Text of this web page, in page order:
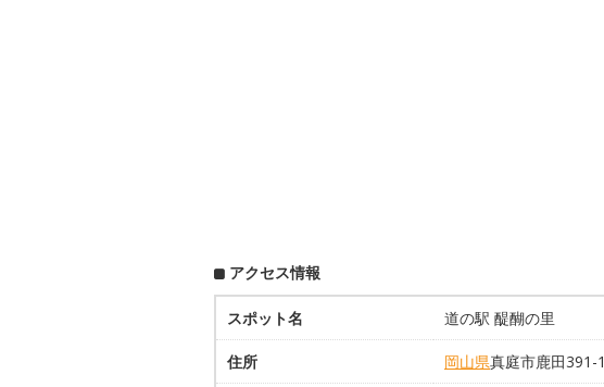
アクセス情報
スポット名 道の駅 醍醐の里
住所 岡山県真庭市鹿田391-1